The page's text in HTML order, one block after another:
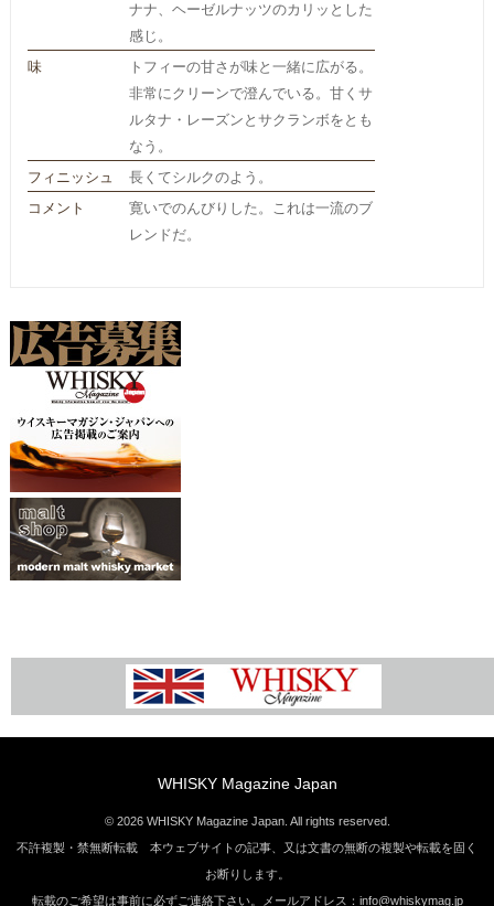
ナナ、ヘーゼルナッツのカリッとした
感じ。
味
トフィーの甘さが味と一緒に広がる。
非常にクリーンで澄んでいる。甘くサ
ルタナ・レーズンとサクランボをとも
なう。
フィニッシュ
長くてシルクのよう。
コメント
寛いでのんびりした。これは一流のブ
レンドだ。
WHISKY Magazine Japan
© 2026 WHISKY Magazine Japan. All rights reserved.
不許複製・禁無断転載 本ウェブサイトの記事、又は文書の無断の複製や転載を固く
お断りします。
転載のご希望は事前に必ずご連絡下さい。メールアドレス：info@whiskymag.jp